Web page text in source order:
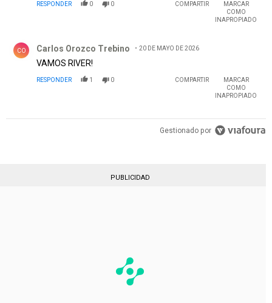
RESPONDER 0 0 COMPARTIR
MARCAR
COMO
INAPROPIADO
CO Carlos Orozco Trebino 20 DE MAYO DE 2026
VAMOS RIVER!
RESPONDER 1 0 COMPARTIR
MARCAR
COMO
INAPROPIADO
Gestionado por
PUBLICIDAD